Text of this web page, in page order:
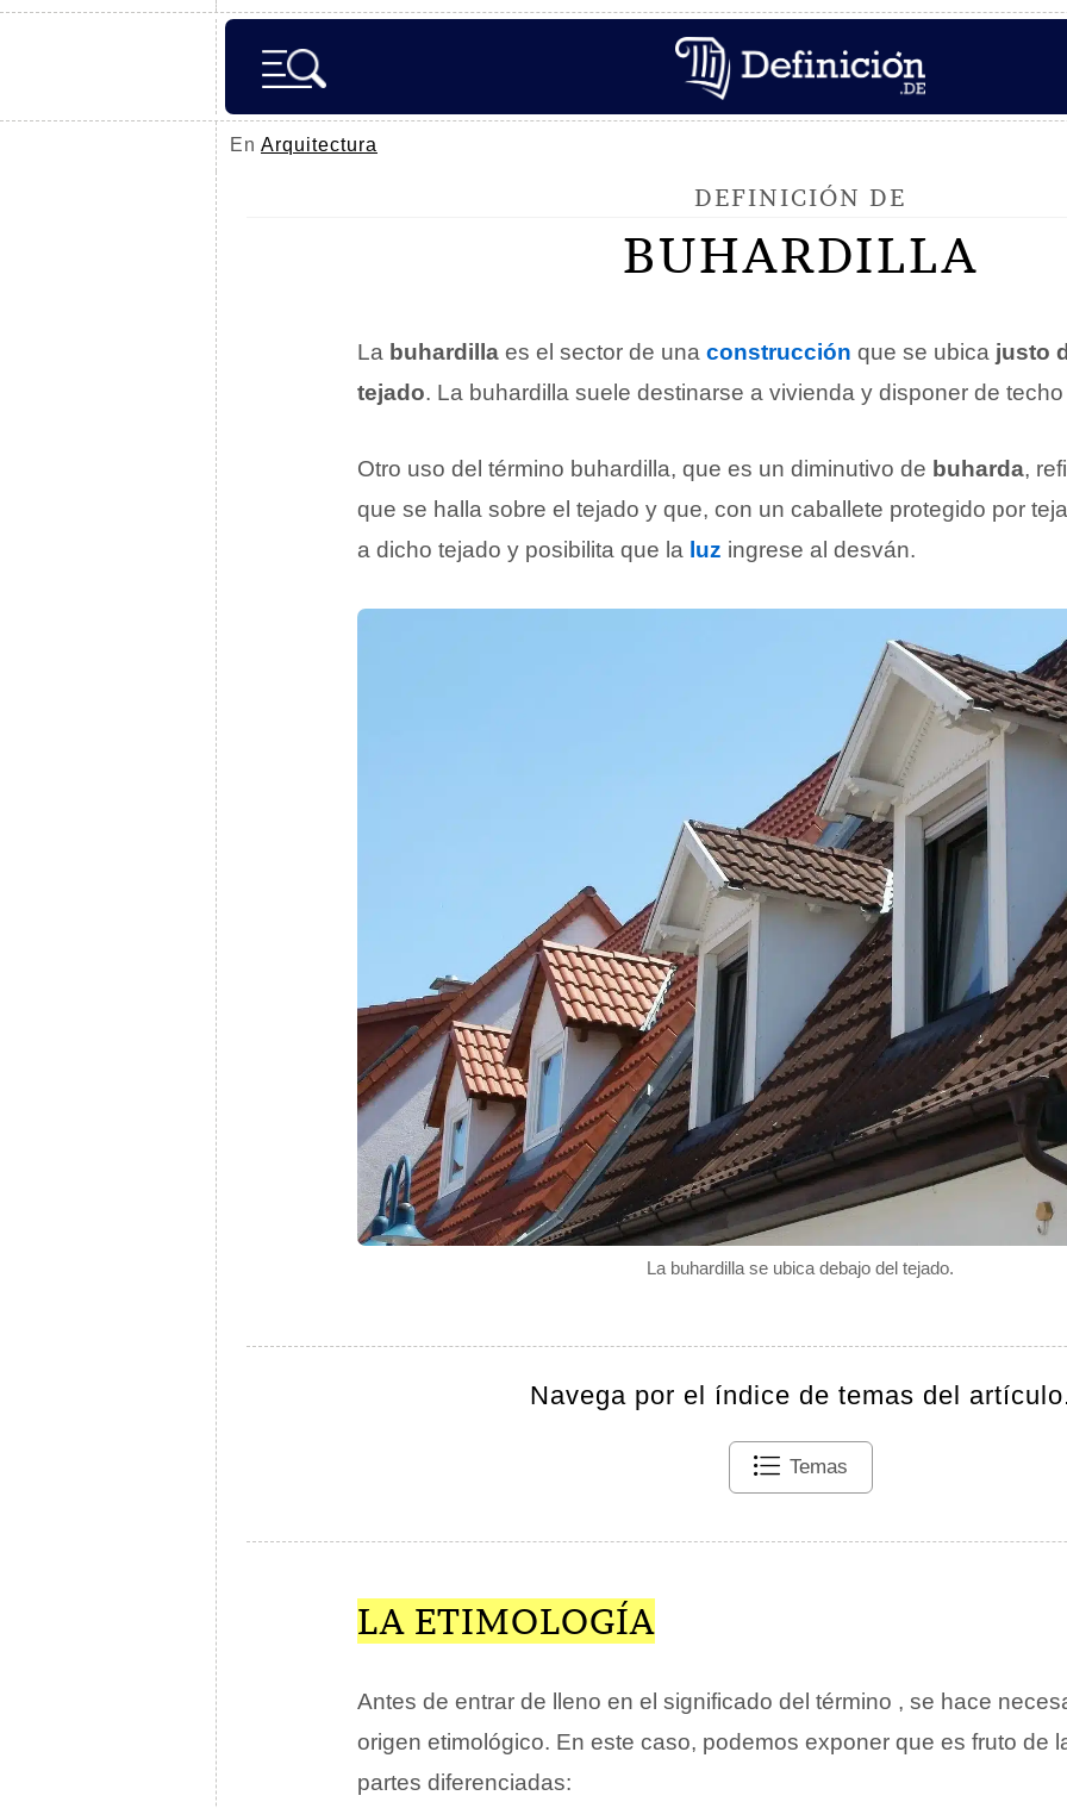
En Arquitectura
DEFINICIÓN DE
BUHARDILLA
La buhardilla se ubica debajo del tejado.
La buhardilla es el sector de una construcción que se ubica justo
tejado. La buhardilla suele destinarse a vivienda y disponer de
Otro uso del término buhardilla, que es un diminutivo de buharda,
que se halla sobre el tejado y que, con un caballete protegido por
a dicho tejado y posibilita que la luz ingrese al desván.
Navega por el índice de temas del
Temas
LA ETIMOLOGÍA
Antes de entrar de lleno en el significado del término , se hace
origen etimológico. En este caso, podemos exponer que es fruto de
partes diferenciadas: